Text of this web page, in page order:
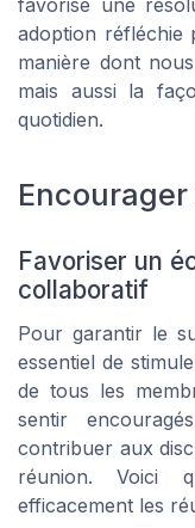
favorise une
adoption réfléchie
manière dont
mais aussi la
quotidien.
Favoriser un
collaboratif
Pour garantir le
essentiel de
de tous les
sentir
contribuer aux
réunion. Voici
efficacement les